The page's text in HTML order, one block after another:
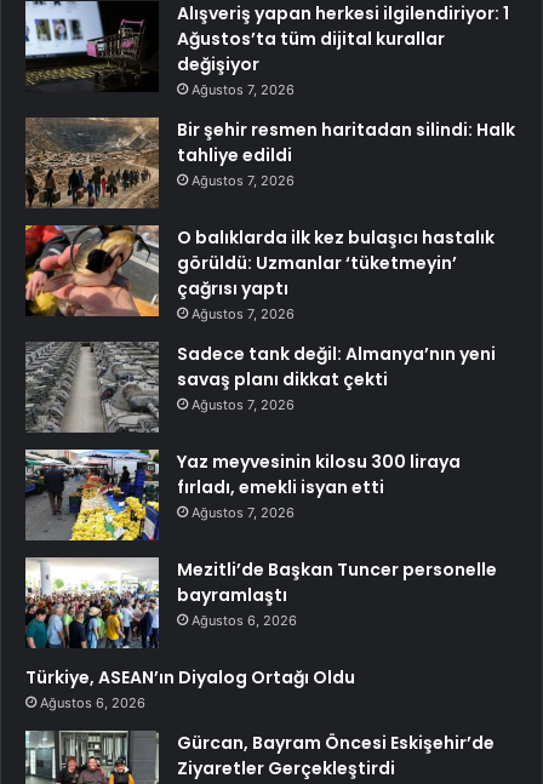
Alışveriş yapan herkesi ilgilendiriyor: 1
Ağustos’ta tüm dijital kurallar
değişiyor
Ağustos 7, 2026
Bir şehir resmen haritadan silindi: Halk
tahliye edildi
Ağustos 7, 2026
O balıklarda ilk kez bulaşıcı hastalık
görüldü: Uzmanlar ‘tüketmeyin’
çağrısı yaptı
Ağustos 7, 2026
Sadece tank değil: Almanya’nın yeni
savaş planı dikkat çekti
Ağustos 7, 2026
Yaz meyvesinin kilosu 300 liraya
fırladı, emekli isyan etti
Ağustos 7, 2026
Mezitli’de Başkan Tuncer personelle
bayramlaştı
Ağustos 6, 2026
Türkiye, ASEAN’ın Diyalog Ortağı Oldu
Ağustos 6, 2026
Gürcan, Bayram Öncesi Eskişehir’de
Ziyaretler Gerçekleştirdi